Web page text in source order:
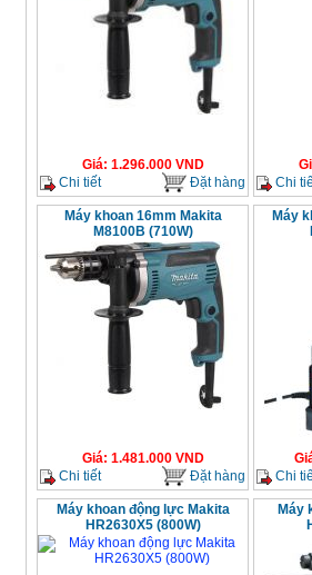
Giá: 1.296.000VND
Chi tiết
Đặt hàng
Chi
Máy khoan 16mm Makita
M8100B (710W)
Giá: 1.481.000VND
Chi tiết
Đặt hàng
Máy
Chi
Máy khoan động lực Makita
HR2630X5 (800W)
Máy